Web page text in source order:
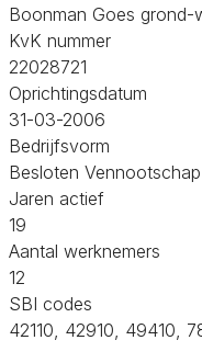
Boonman Goes grond-
KvK nummer
22028721
Oprichtingsdatum
31-03-2006
Bedrijfsvorm
Besloten Vennootschap
Jaren actief
19
Aantal werknemers
12
SBI codes
42110, 42910, 49410,